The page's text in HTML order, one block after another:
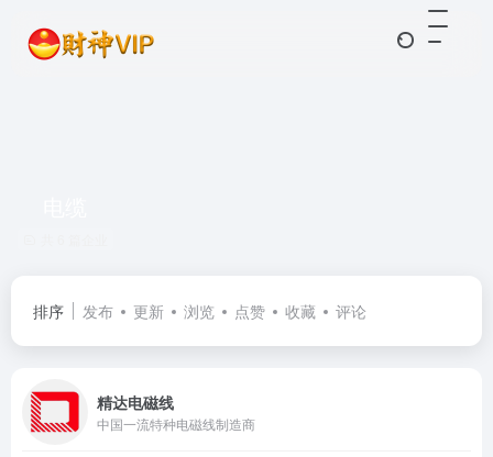
排序 发布 更新 浏览 点赞 收藏 评论
精达电磁线
中国一流特种电磁线制造商